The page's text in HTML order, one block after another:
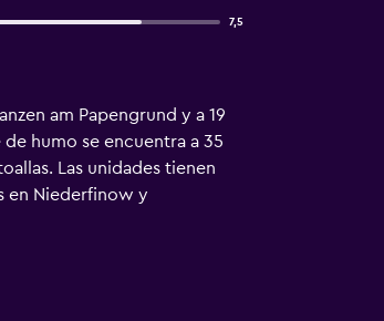
7,5
am Papengrund y a 19
humo se encuentra a 35
Las unidades tienen
en Niederfinow y